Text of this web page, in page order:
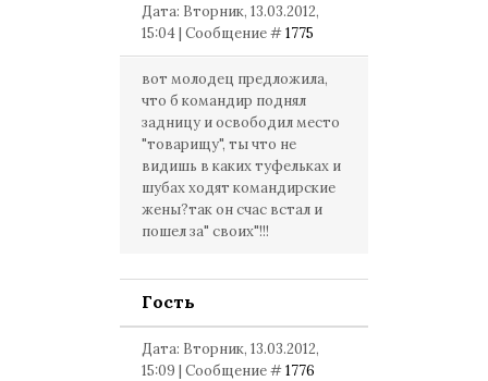
Дата: Вторник, 13.03.2012,
15:04 | Сообщение #1775
вот молодец предложила,
что б командир поднял
задницу и освободил место
"товарищу", ты что не
видишь в каких туфельках и
шубах ходят командирские
жены?так он счас встал и
пошел за" своих"!!!
Гость
Дата: Вторник, 13.03.2012,
15:09 | Сообщение #1776